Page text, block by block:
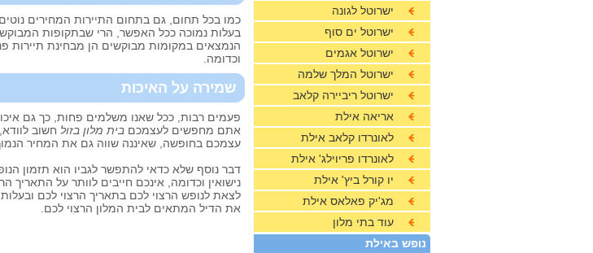
כמו בכל תחום, גם בתחום התיירות המחירים
בעלות נמוכה ככל האפשר, הרי שבתקופות
הנמצאים במקומות מבוקשים הן מבחינת תיירות
וכדומה.
שמירה על האיכות
פעמים רבות, ככל שאנו משלמים פחות, כך גם
אתם מחפשים לעצמכם בית מלון בזול חשוב
עצמכם בחופשה, שאיננה שווה גם את המחיר
דבר נוסף שלא כדאי להתפשר לגביו הוא תזמון
נישואין וכדומה, אינכם חייבים לוותר על
לצאת לנופש הרצוי לכם בתאריך הרצוי לכם
את הדיל המתאים לבית המלון הרצוי לכם.
ישרוטל לגונה
ישרוטל ים סוף
ישרוטל אגמים
ישרוטל המלך שלמה
ישרוטל ריביירה קלאב
אריאה אילת
לאונרדו קלאב אילת
לאונרדו פריוילג' אילת
יו קורל ביץ' אילת
מג'יק פאלאס אילת
עוד בתי מלון
נופש באילת